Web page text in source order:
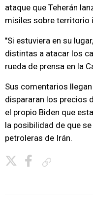
ataque que Teherán
misiles sobre territorio
"Si estuviera en su
distintas a atacar los
rueda de prensa en la
Sus comentarios
dispararan los precios
el propio Biden que
la posibilidad de que
petroleras de Irán.